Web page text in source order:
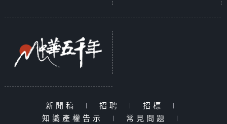
新聞稿 | 招聘 | 招標
|
知識產權告示
| 常見問題 |